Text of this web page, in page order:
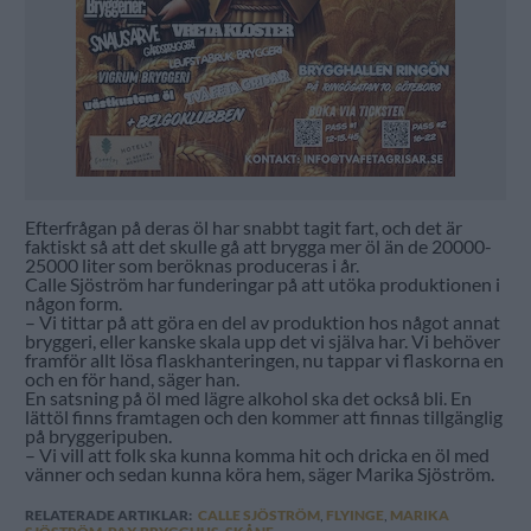
Efterfrågan på deras öl har snabbt tagit fart, och det är
faktiskt så att det skulle gå att brygga mer öl än de 20000-
25000 liter som beröknas produceras i år.
Calle Sjöström har funderingar på att utöka produktionen i
någon form.
– Vi tittar på att göra en del av produktion hos något annat
bryggeri, eller kanske skala upp det vi själva har. Vi behöver
framför allt lösa flaskhanteringen, nu tappar vi flaskorna en
och en för hand, säger han.
En satsning på öl med lägre alkohol ska det också bli. En
lättöl finns framtagen och den kommer att finnas tillgänglig
på bryggeripuben.
– Vi vill att folk ska kunna komma hit och dricka en öl med
vänner och sedan kunna köra hem, säger Marika Sjöström.
RELATERADE ARTIKLAR: CALLE SJÖSTRÖM, FLYINGE, MARIKA